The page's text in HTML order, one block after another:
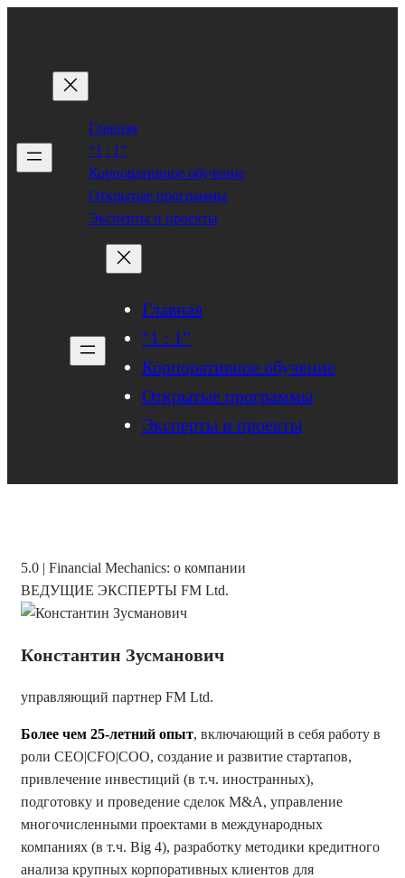
Главная
“1 : 1”
Корпоративное обучение
Открытые программы
Эксперты и проекты
Главная
“1 : 1”
Корпоративное обучение
Открытые программы
Эксперты и проекты
5.0 | Financial Mechanics: о компании
ВЕДУЩИЕ ЭКСПЕРТЫ FM Ltd.
Константин Зусманович
управляющий партнер FM Ltd.
Более чем 25-летний опыт, включающий в себя работу в
роли CEO|CFO|COO, создание и развитие стартапов,
привлечение инвестиций (в т.ч. иностранных),
подготовку и проведение сделок M&A, управление
многочисленными проектами в международных
компаниях (в т.ч. Big 4), разработку методики кредитного
анализа крупных корпоративных клиентов для